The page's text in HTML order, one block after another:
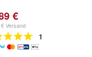
€
Versand
1